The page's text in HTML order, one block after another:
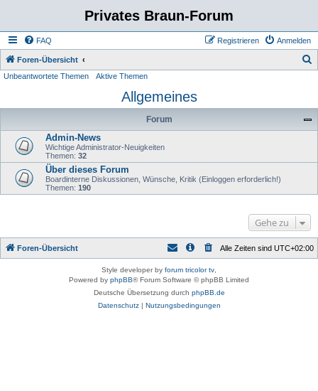
Privates Braun-Forum
FAQ Anmelden
Registrieren
Foren-Übersicht
h
Unbeantwortete Themen Aktive Themen
Allgemeines
Forum
Admin-News
Wichtige Administrator-Neuigkeiten
Themen: 32
Über dieses Forum
Boardinterne Diskussionen, Wünsche, Kritik (Einloggen erforderlich!)
Themen: 190
Gehe zu
Foren-Übersicht Alle Zeiten sind UTC+02:00
Style developer by forum tricolor tv
Powered by phpBB® Forum Software © phpBB Limited
Deutsche Übersetzung durch phpBB.de
Datenschutz| Nutzungsbedingungen